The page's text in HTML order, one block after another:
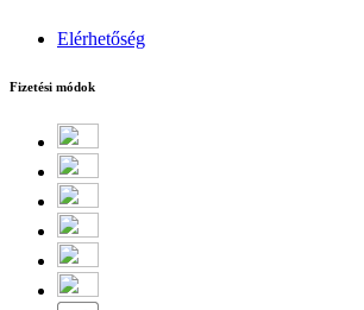
Elérhetőség
Fizetési módok